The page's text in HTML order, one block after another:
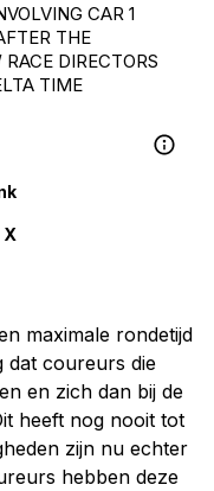
CAR 1
THE
DIRECTORS
TIME
X
maximale rondetijd
dat coureurs die
en zich dan bij de
heeft nog nooit tot
zijn nu echter
hebben deze